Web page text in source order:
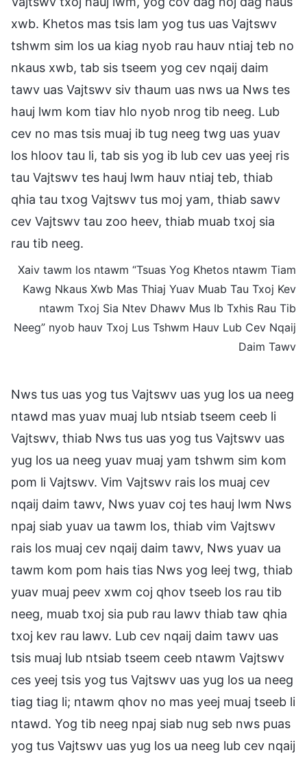
xwb. Khetos mas tsis lam yog tus uas Vajtswv
tshwm sim los ua kiag nyob rau hauv ntiaj teb no
nkaus xwb, tab sis tseem yog cev nqaij daim
tawv uas Vajtswv siv thaum uas nws ua Nws tes
hauj lwm kom tiav hlo nyob nrog tib neeg. Lub
cev no mas tsis muaj ib tug neeg twg uas yuav
los hloov tau li, tab sis yog ib lub cev uas yeej ris
tau Vajtswv tes hauj lwm hauv ntiaj teb, thiab
qhia tau txog Vajtswv tus moj yam, thiab sawv
cev Vajtswv tau zoo heev, thiab muab txoj sia
rau tib neeg.
Xaiv tawm los ntawm “Tsuas Yog Khetos ntawm Tiam
Kawg Nkaus Xwb Mas Thiaj Yuav Muab Tau Txoj Kev
ntawm Txoj Sia Ntev Dhawv Mus Ib Txhis Rau Tib
Neeg” nyob hauv Txoj Lus Tshwm Hauv Lub Cev Nqaij
Daim Tawv
Nws tus uas yog tus Vajtswv uas yug los ua neeg
ntawd mas yuav muaj lub ntsiab tseem ceeb li
Vajtswv, thiab Nws tus uas yog tus Vajtswv uas
yug los ua neeg yuav muaj yam tshwm sim kom
pom li Vajtswv. Vim Vajtswv rais los muaj cev
nqaij daim tawv, Nws yuav coj tes hauj lwm Nws
npaj siab yuav ua tawm los, thiab vim Vajtswv
rais los muaj cev nqaij daim tawv, Nws yuav ua
tawm kom pom hais tias Nws yog leej twg, thiab
yuav muaj peev xwm coj qhov tseeb los rau tib
neeg, muab txoj sia pub rau lawv thiab taw qhia
txoj kev rau lawv. Lub cev nqaij daim tawv uas
tsis muaj lub ntsiab tseem ceeb ntawm Vajtswv
ces yeej tsis yog tus Vajtswv uas yug los ua neeg
tiag tiag li; ntawm qhov no mas yeej muaj tseeb li
ntawd. Yog tib neeg npaj siab nug seb nws puas
yog tus Vajtswv uas yug los ua neeg lub cev nqaij